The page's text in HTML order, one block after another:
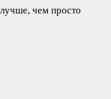
чем просто